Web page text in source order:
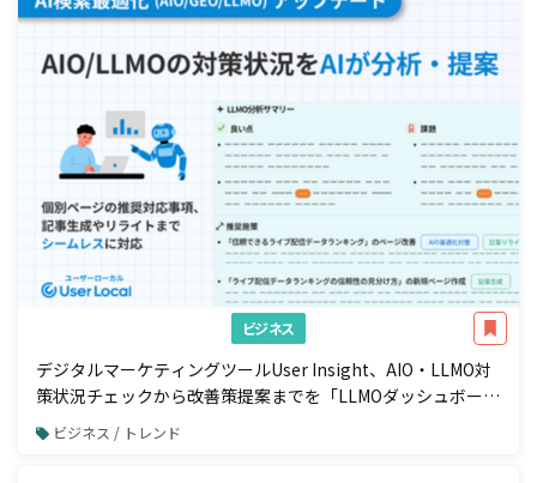
ビジネス
デジタルマーケティングツールUser Insight、AIO・LLMO対
策状況チェックから改善策提案までを「LLMOダッシュボー
ド」で一元管理
ビジネス / トレンド